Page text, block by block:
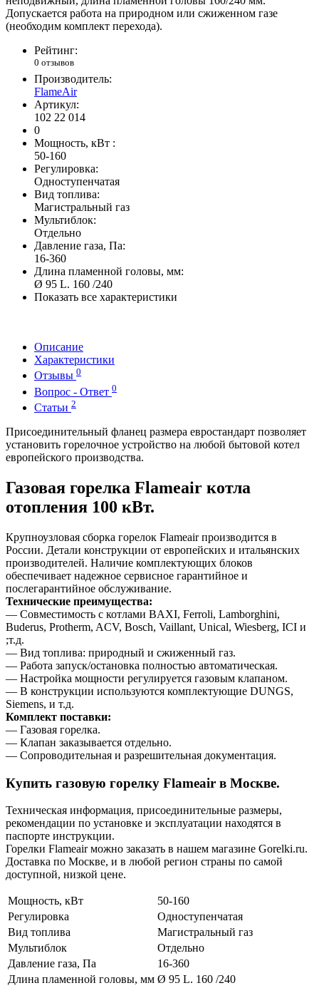
Допускается работа на природном или сжиженном газе
(необходим комплект перехода).
Рейтинг:
0 отзывов
Производитель:
FlameAir
Артикул:
102 22 014
0
Мощность, кВт :
50-160
Регулировка:
Одноступенчатая
Вид топлива:
Магистральный газ
Мультиблок:
Отдельно
Давление газа, Па:
16-360
Длина пламенной головы, мм:
Ø 95 L. 160 /240
Показать все характеристики
Описание
Характеристики
Отзывы 0
Вопрос - Ответ 0
Статьи 2
Присоединительный фланец размера евростандарт позволяет
установить горелочное устройство на любой бытовой котел
европейского производства.
Газовая горелка Flameair котла
отопления 100 кВт.
Крупноузловая сборка горелок Flameair производится в
России. Детали конструкции от европейских и итальянских
производителей. Наличие комплектующих блоков
обеспечивает надежное сервисное гарантийное и
послегарантийное обслуживание.
Технические преимущества:
— Совместимость с котлами BAXI, Ferroli, Lamborghini,
Buderus, Protherm, ACV, Bosch, Vaillant, Unical, Wiesberg, ICI и
;т.д.
— Вид топлива: природный и сжиженный газ.
— Работа запуск/остановка полностью автоматическая.
— Настройка мощности регулируется газовым клапаном.
— В конструкции используются комплектующие DUNGS,
Siemens, и т.д.
Комплект поставки:
— Газовая горелка.
— Клапан заказывается отдельно.
— Сопроводительная и разрешительная документация.
Купить газовую горелку Flameair в Москве.
Техническая информация, присоединительные размеры,
рекомендации по установке и эксплуатации находятся в
паспорте инструкции.
Горелки Flameair можно заказать в нашем магазине Gorelki.ru.
Доставка по Москве, и в любой регион страны по самой
доступной, низкой цене.
Мощность, кВт
50-160
Регулировка
Одноступенчатая
Вид топлива
Магистральный газ
Мультиблок
Отдельно
Давление газа, Па
16-360
Длина пламенной головы, мм Ø 95 L. 160 /240